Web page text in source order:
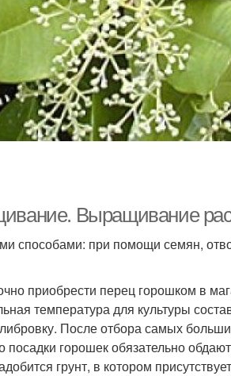
Выращивание
способами: при помощи семян,
приобрести перец горошком в
температура для культуры
После отбора самых
горошек обязательно
грунт, в котором